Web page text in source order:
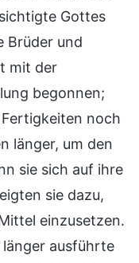
Gottes
Brüder und
mit der
begonnen;
noch
länger, um den
sie sich auf ihre
sie dazu,
einzusetzen.
ausführte